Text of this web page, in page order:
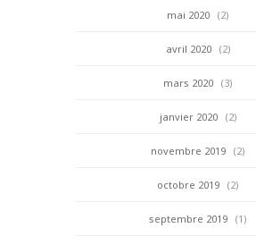
mai 2020 (2)
avril 2020 (2)
mars 2020 (3)
janvier 2020 (2)
novembre 2019 (2)
octobre 2019 (2)
septembre 2019 (1)